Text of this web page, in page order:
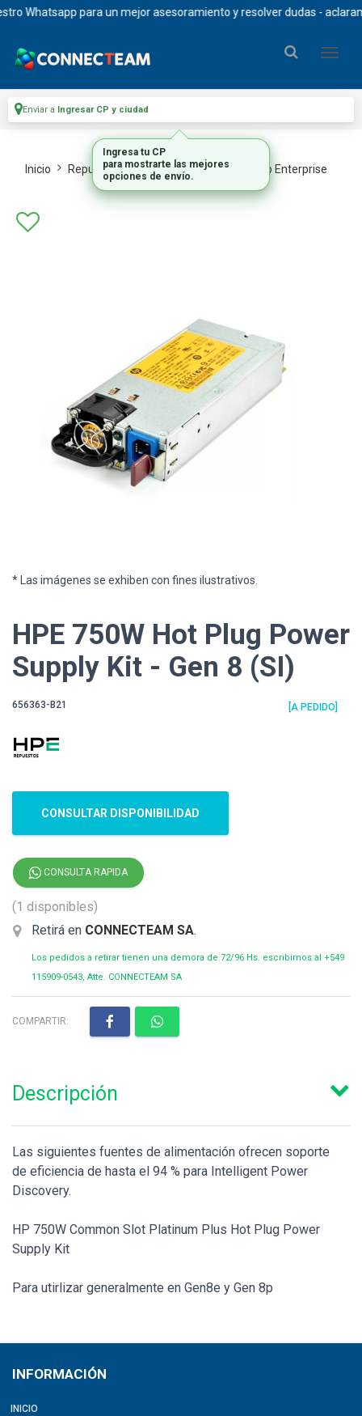
Whatsapp para un mejor asesoramiento y resolver dudas -
Enviar a Ingresar CP y ciudad
Inicio Repuestos Y Upgrades Repuestos Hp Enterprise
* Las imágenes se exhiben con fines ilustrativos.
HPE 750W Hot Plug Power
Supply Kit - Gen 8 (SI)
656363-B21 [A PEDIDO]
CONSULTAR DISPONIBILIDAD
CONSULTA RAPIDA
(1 disponibles)
Retirá en CONNECTEAM SA.
Los pedidos a retirar tienen una demora de 72/96 Hs. escribirnos al +549
115909-0543, Atte. CONNECTEAM SA
COMPARTIR:
Descripción
Las siguientes fuentes de alimentación ofrecen soporte
de eficiencia de hasta el 94 % para Intelligent Power
Discovery.
HP 750W Common Slot Platinum Plus Hot Plug Power
Supply Kit
Para utirlizar generalmente en Gen8e y Gen 8p
INFORMACIÓN
INICIO
Ingresa tu CP
para mostrarte las mejores
opciones de envío.